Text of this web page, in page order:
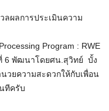
ผลการประเมินความ
Program : RWE
6 พัฒนาโดยศน.สุวิทย์ บั้ง
วยความสะดวกให้กับเพื่อน
ทีครับ